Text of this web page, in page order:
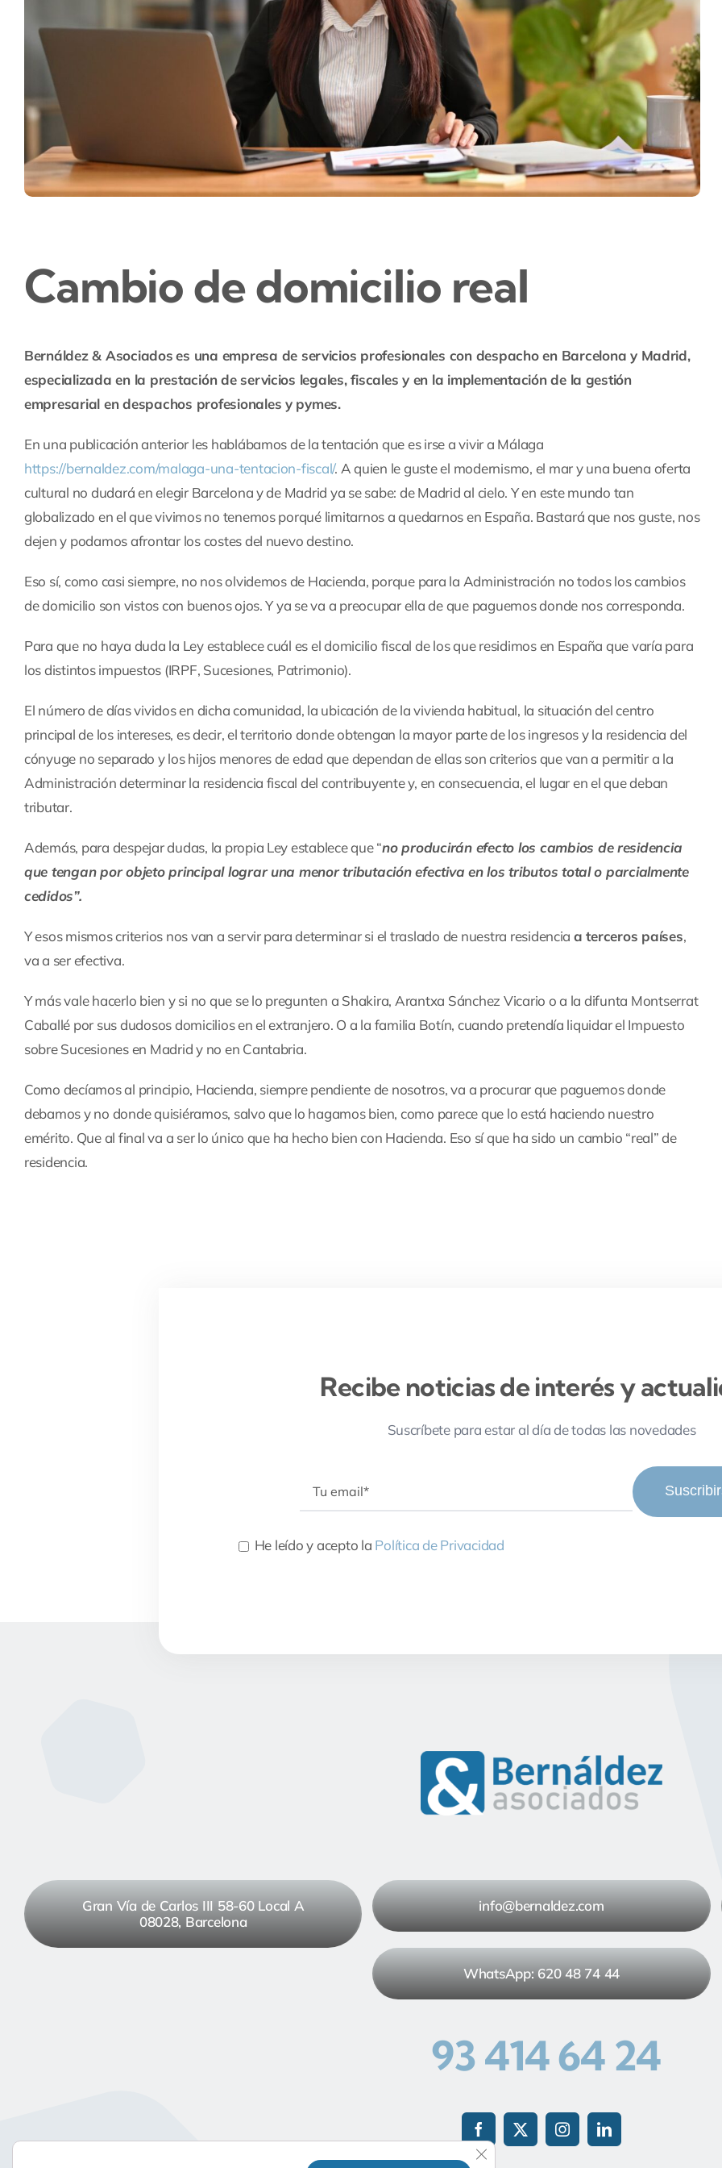
Cambio de domicilio real
Bernáldez & Asociados es una empresa de servicios profesionales con despacho en Barcelona y Madrid,
especializada en la prestación de servicios legales, fiscales y en la implementación de la gestión
empresarial en despachos profesionales y pymes.
En una publicación anterior les hablábamos de la tentación que es irse a vivir a Málaga
https://bernaldez.com/malaga-una-tentacion-fiscal/. A quien le guste el modernismo, el mar y una buena oferta
cultural no dudará en elegir Barcelona y de Madrid ya se sabe: de Madrid al cielo. Y en este mundo tan
globalizado en el que vivimos no tenemos porqué limitarnos a quedarnos en España. Bastará que nos guste, nos
dejen y podamos afrontar los costes del nuevo destino.
Eso sí, como casi siempre, no nos olvidemos de Hacienda, porque para la Administración no todos los cambios
de domicilio son vistos con buenos ojos. Y ya se va a preocupar ella de que paguemos donde nos corresponda.
Para que no haya duda la Ley establece cuál es el domicilio fiscal de los que residimos en España que varía para
los distintos impuestos (IRPF, Sucesiones, Patrimonio).
El número de días vividos en dicha comunidad, la ubicación de la vivienda habitual, la situación del centro
principal de los intereses, es decir, el territorio donde obtengan la mayor parte de los ingresos y la residencia del
cónyuge no separado y los hijos menores de edad que dependan de ellas son criterios que van a permitir a la
Administración determinar la residencia fiscal del contribuyente y, en consecuencia, el lugar en el que deban
tributar.
Además, para despejar dudas, la propia Ley establece que “no producirán efecto los cambios de residencia
que tengan por objeto principal lograr una menor tributación efectiva en los tributos total o parcialmente
cedidos”.
Y esos mismos criterios nos van a servir para determinar si el traslado de nuestra residencia a terceros países,
va a ser efectiva.
Y más vale hacerlo bien y si no que se lo pregunten a Shakira, Arantxa Sánchez Vicario o a la difunta Montserrat
Caballé por sus dudosos domicilios en el extranjero. O a la familia Botín, cuando pretendía liquidar el Impuesto
sobre Sucesiones en Madrid y no en Cantabria.
Como decíamos al principio, Hacienda, siempre pendiente de nosotros, va a procurar que paguemos donde
debamos y no donde quisiéramos, salvo que lo hagamos bien, como parece que lo está haciendo nuestro
emérito. Que al final va a ser lo único que ha hecho bien con Hacienda. Eso sí que ha sido un cambio “real” de
residencia.
Recibe noticias de interés y
Suscríbete para estar al día de todas las novedades
He leído y acepto la Política de Privacidad
Gran Vía de Carlos III 58-60 Local A
08028, Barcelona
info@bernaldez.com
WhatsApp: 620 48 74 44
93 414 64 24
Cerrar el banner de cookies RGPD